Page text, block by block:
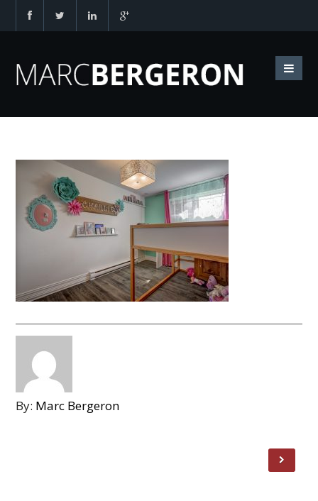
By: Marc Bergeron